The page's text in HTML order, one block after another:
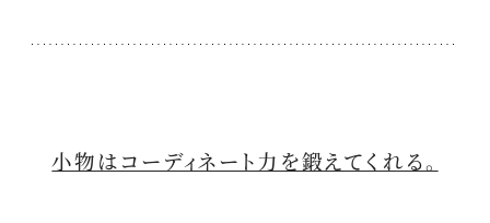
小物はコーディネート力を鍛えてくれる。